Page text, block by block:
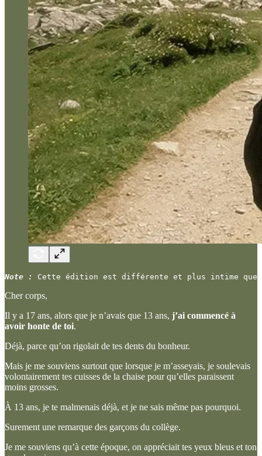
Note : Cette édition est différente et plus intime que
Cher corps,
Il y a 17 ans, alors que je n’avais que 13 ans, j’ai commencé à
avoir honte de toi.
Déjà, parce qu’on rigolait de tes dents du bonheur.
Mais je me souviens surtout que lorsque je m’asseyais, je soulevais
volontairement tes cuisses de la chaise pour qu’elles paraissent
moins grosses.
À 13 ans, je te malmenais déjà, et je ne sais même pas pourquoi.
Surement une remarque des garçons du collège.
Je me souviens qu’à cette époque, on appréciait tes yeux bleus et ton